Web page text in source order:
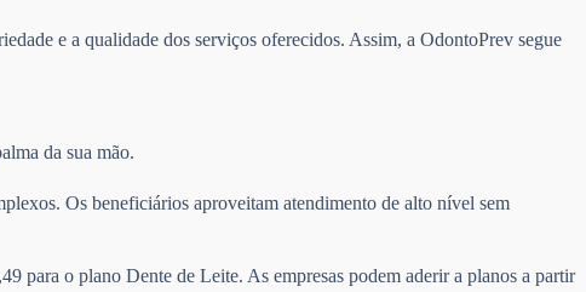
e a qualidade dos serviços oferecidos. Assim, a OdontoPrev segue
da sua mão.
Os beneficiários aproveitam atendimento de alto nível sem
para o plano Dente de Leite. As empresas podem aderir a planos a partir